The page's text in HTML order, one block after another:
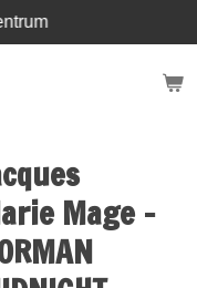
Mage -